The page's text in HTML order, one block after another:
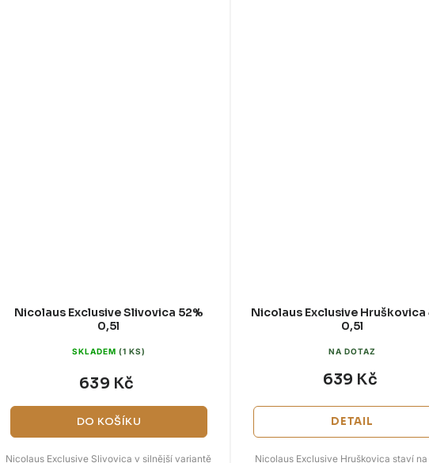
Nicolaus Exclusive Slivovica 52%
0,5l
SKLADEM (1 KS)
639 Kč
DO KOŠÍKU
Nicolaus Exclusive Slivovica v silnější variantě
Nicolaus Exclusive Hruškovica
0,5l
NA DOTAZ
639 Kč
DETAIL
Nicolaus Exclusive Hruškovica staví